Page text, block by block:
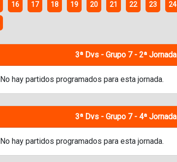
16 17 18 19 20 21 22 23 24
3ª Dvs - Grupo 7 - 2ª Jornada
No hay partidos programados para esta jornada.
3ª Dvs - Grupo 7 - 4ª Jornada
No hay partidos programados para esta jornada.